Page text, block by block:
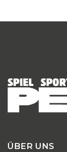
ÜBER UNS